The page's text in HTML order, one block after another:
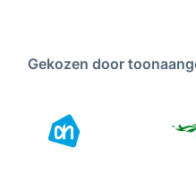
Gekozen door